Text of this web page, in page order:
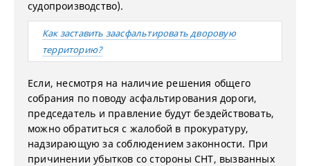
судопроизводство).
Как заставить заасфальтировать дворовую
территорию?
Если, несмотря на наличие решения общего
собрания по поводу асфальтирования дороги,
председатель и правление будут бездействовать,
можно обратиться с жалобой в прокуратуру,
надзирающую за соблюдением законности. При
причинении убытков со стороны СНТ, вызванных